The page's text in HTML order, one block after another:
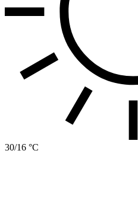
30/16 °C